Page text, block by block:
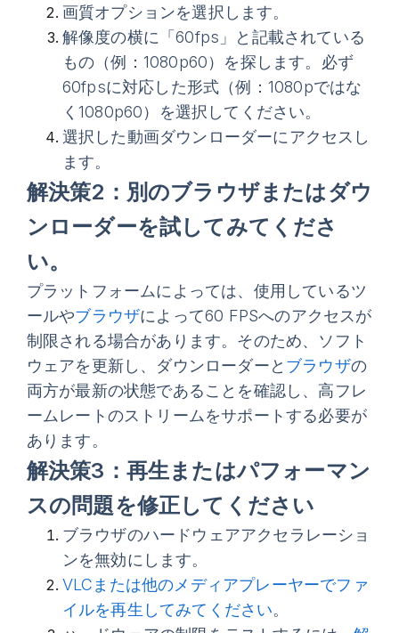
画質オプションを選択します。
解像度の横に「60fps」と記載されている
もの（例：1080p60）を探します。必ず
60fpsに対応した形式（例：1080pではな
く1080p60）を選択してください。
選択した動画ダウンローダーにアクセスし
ます。
解決策2：別のブラウザまたはダウ
ンローダーを試してみてくださ
い。
プラットフォームによっては、使用しているツ
ールやブラウザによって60 FPSへのアクセスが
制限される場合があります。そのため、ソフト
ウェアを更新し、ダウンローダーと ブラウザの
両方が最新の状態であることを確認し、高フレ
ームレートのストリームをサポートする必要が
あります。
解決策3：再生またはパフォーマン
スの問題を修正してください
ブラウザのハードウェアアクセラレーショ
ンを無効にします。
VLCまたは他のメディアプレーヤーでファ
イルを再生してみてください。